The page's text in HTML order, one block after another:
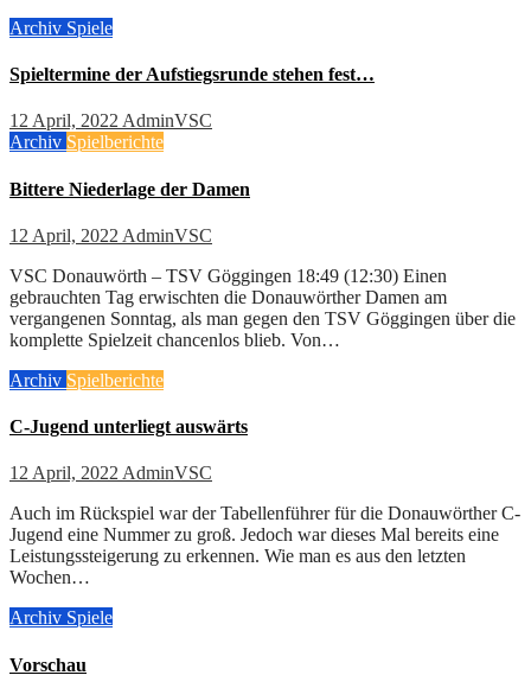
Archiv Spiele
Spieltermine der Aufstiegsrunde stehen fest…
12 April, 2022AdminVSC
Archiv Spielberichte
Bittere Niederlage der Damen
12 April, 2022 AdminVSC
VSC Donauwörth – TSV Göggingen 18:49 (12:30) Einen
gebrauchten Tag erwischten die Donauwörther Damen am
vergangenen Sonntag, als man gegen den TSV Göggingen über die
komplette Spielzeit chancenlos blieb. Von…
Archiv Spielberichte
C-Jugend unterliegt auswärts
12 April, 2022AdminVSC
Auch im Rückspiel war der Tabellenführer für die Donauwörther C-
Jugend eine Nummer zu groß. Jedoch war dieses Mal bereits eine
Leistungssteigerung zu erkennen. Wie man es aus den letzten
Wochen…
Archiv Spiele
Vorschau